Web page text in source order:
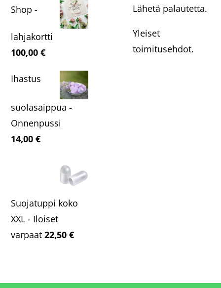
Shop -
lahjakortti
100,00€
Ihastus
suolasaippua -
Onnenpussi
14,00€
Suojatuppi koko
XXL - Iloiset
varpaat 22,50€
Lähetä palautetta.
Yleiset
toimitusehdot.